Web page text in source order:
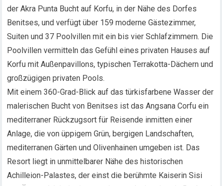
der Akra Punta Bucht auf Korfu, in der Nähe des Dorfes
Benitses, und verfügt über 159 moderne Gästezimmer,
Suiten und 37 Poolvillen mit ein bis vier Schlafzimmern. Die
Poolvillen vermitteln das Gefühl eines privaten Hauses auf
Korfu mit Außenpavillons, typischen Terrakotta-Dächern und
großzügigen privaten Pools.
Mit einem 360-Grad-Blick auf das türkisfarbene Wasser der
malerischen Bucht von Benitses ist das Angsana Corfu ein
mediterraner Rückzugsort für Reisende inmitten einer
Anlage, die von üppigem Grün, bergigen Landschaften,
mediterranen Gärten und Olivenhainen umgeben ist. Das
Resort liegt in unmittelbarer Nähe des historischen
Achilleion-Palastes, der einst die berühmte Kaiserin Sisi